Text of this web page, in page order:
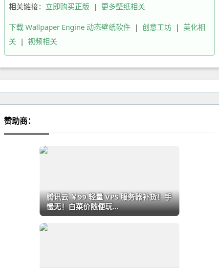
相关链接： 立即购买正版 | 更多壁纸相关
下载 Wallpaper Engine 动态壁纸软件 | 创意工坊 | 美化相
关 | 视频相关
赞助商：
腾讯云 ￥99 轻量 VPS 服务器补货！手
慢无！白菜价随便玩...